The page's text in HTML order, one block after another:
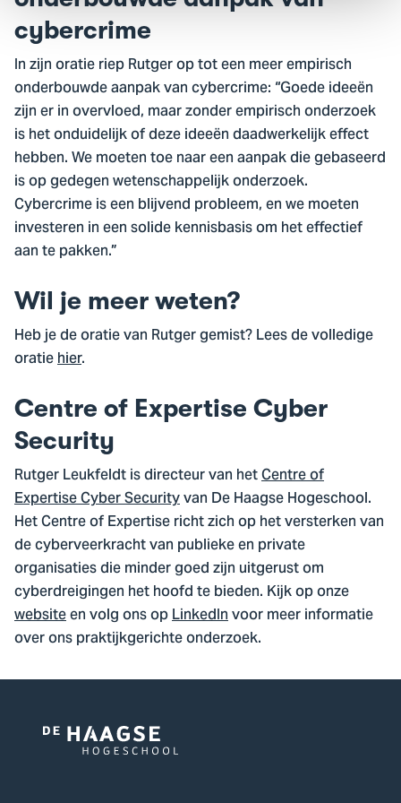
cybercrime
In zijn oratie riep Rutger op tot een meer empirisch
onderbouwde aanpak van cybercrime: “Goede ideeën
zijn er in overvloed, maar zonder empirisch onderzoek
is het onduidelijk of deze ideeën daadwerkelijk effect
hebben. We moeten toe naar een aanpak die gebaseerd
is op gedegen wetenschappelijk onderzoek.
Cybercrime is een blijvend probleem, en we moeten
investeren in een solide kennisbasis om het effectief
aan te pakken.”
Wil je meer weten?
Heb je de oratie van Rutger gemist? Lees de volledige
oratiehier.
Centre of Expertise Cyber
Security
Rutger Leukfeldt is directeur van hetCentre of
Expertise Cyber Securityvan De Haagse Hogeschool.
Het Centre of Expertise richt zich op het versterken van
de cyberveerkracht van publieke en private
organisaties die minder goed zijn uitgerust om
cyberdreigingen het hoofd te bieden. Kijk op onze
websiteen volg ons opLinkedInvoor meer informatie
over ons praktijkgerichte onderzoek.
Logo